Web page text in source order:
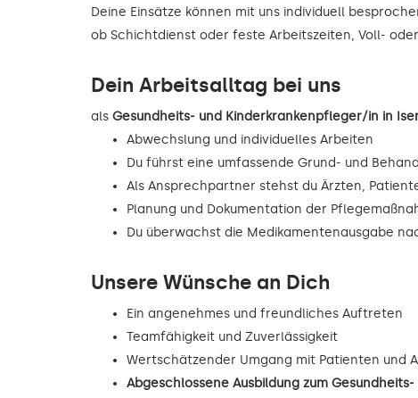
Deine Einsätze können mit uns individuell
ob Schichtdienst oder feste Arbeitszeiten, Voll-
Dein Arbeitsalltag bei uns
als Gesundheits- und Kinderkrankenpfleger/in in
Abwechslung und individuelles Arbeiten
Du führst eine umfassende Grund- und
Als Ansprechpartner stehst du Ärzten,
Planung und Dokumentation der
Du überwachst die Medikamentenausgabe
Unsere Wünsche an Dich
Ein angenehmes und freundliches Auftreten
Teamfähigkeit und Zuverlässigkeit
Wertschätzender Umgang mit Patienten und
Abgeschlossene Ausbildung zum